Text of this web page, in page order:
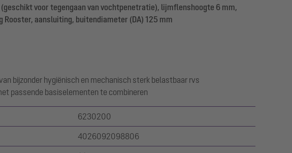
voor tegengaan van vochtpenetratie), lijmflenshoogte 6 mm,
Rooster, aansluiting, buitendiameter (DA) 125 mm
bijzonder hygiënisch en mechanisch sterk belastbaar rvs
passende basiselementen te combineren
6230200
4026092098806